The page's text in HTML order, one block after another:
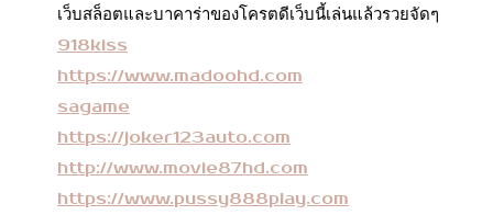
Jo
ne
เว็บสล็อตและบาคาร่าของโครตดีเว็บนี้เล่นแล้วรวยจัดๆ
918kiss
https://www.madoohd.com
sagame
https://joker123auto.com
http://www.movie87hd.com
https://www.pussy888play.com